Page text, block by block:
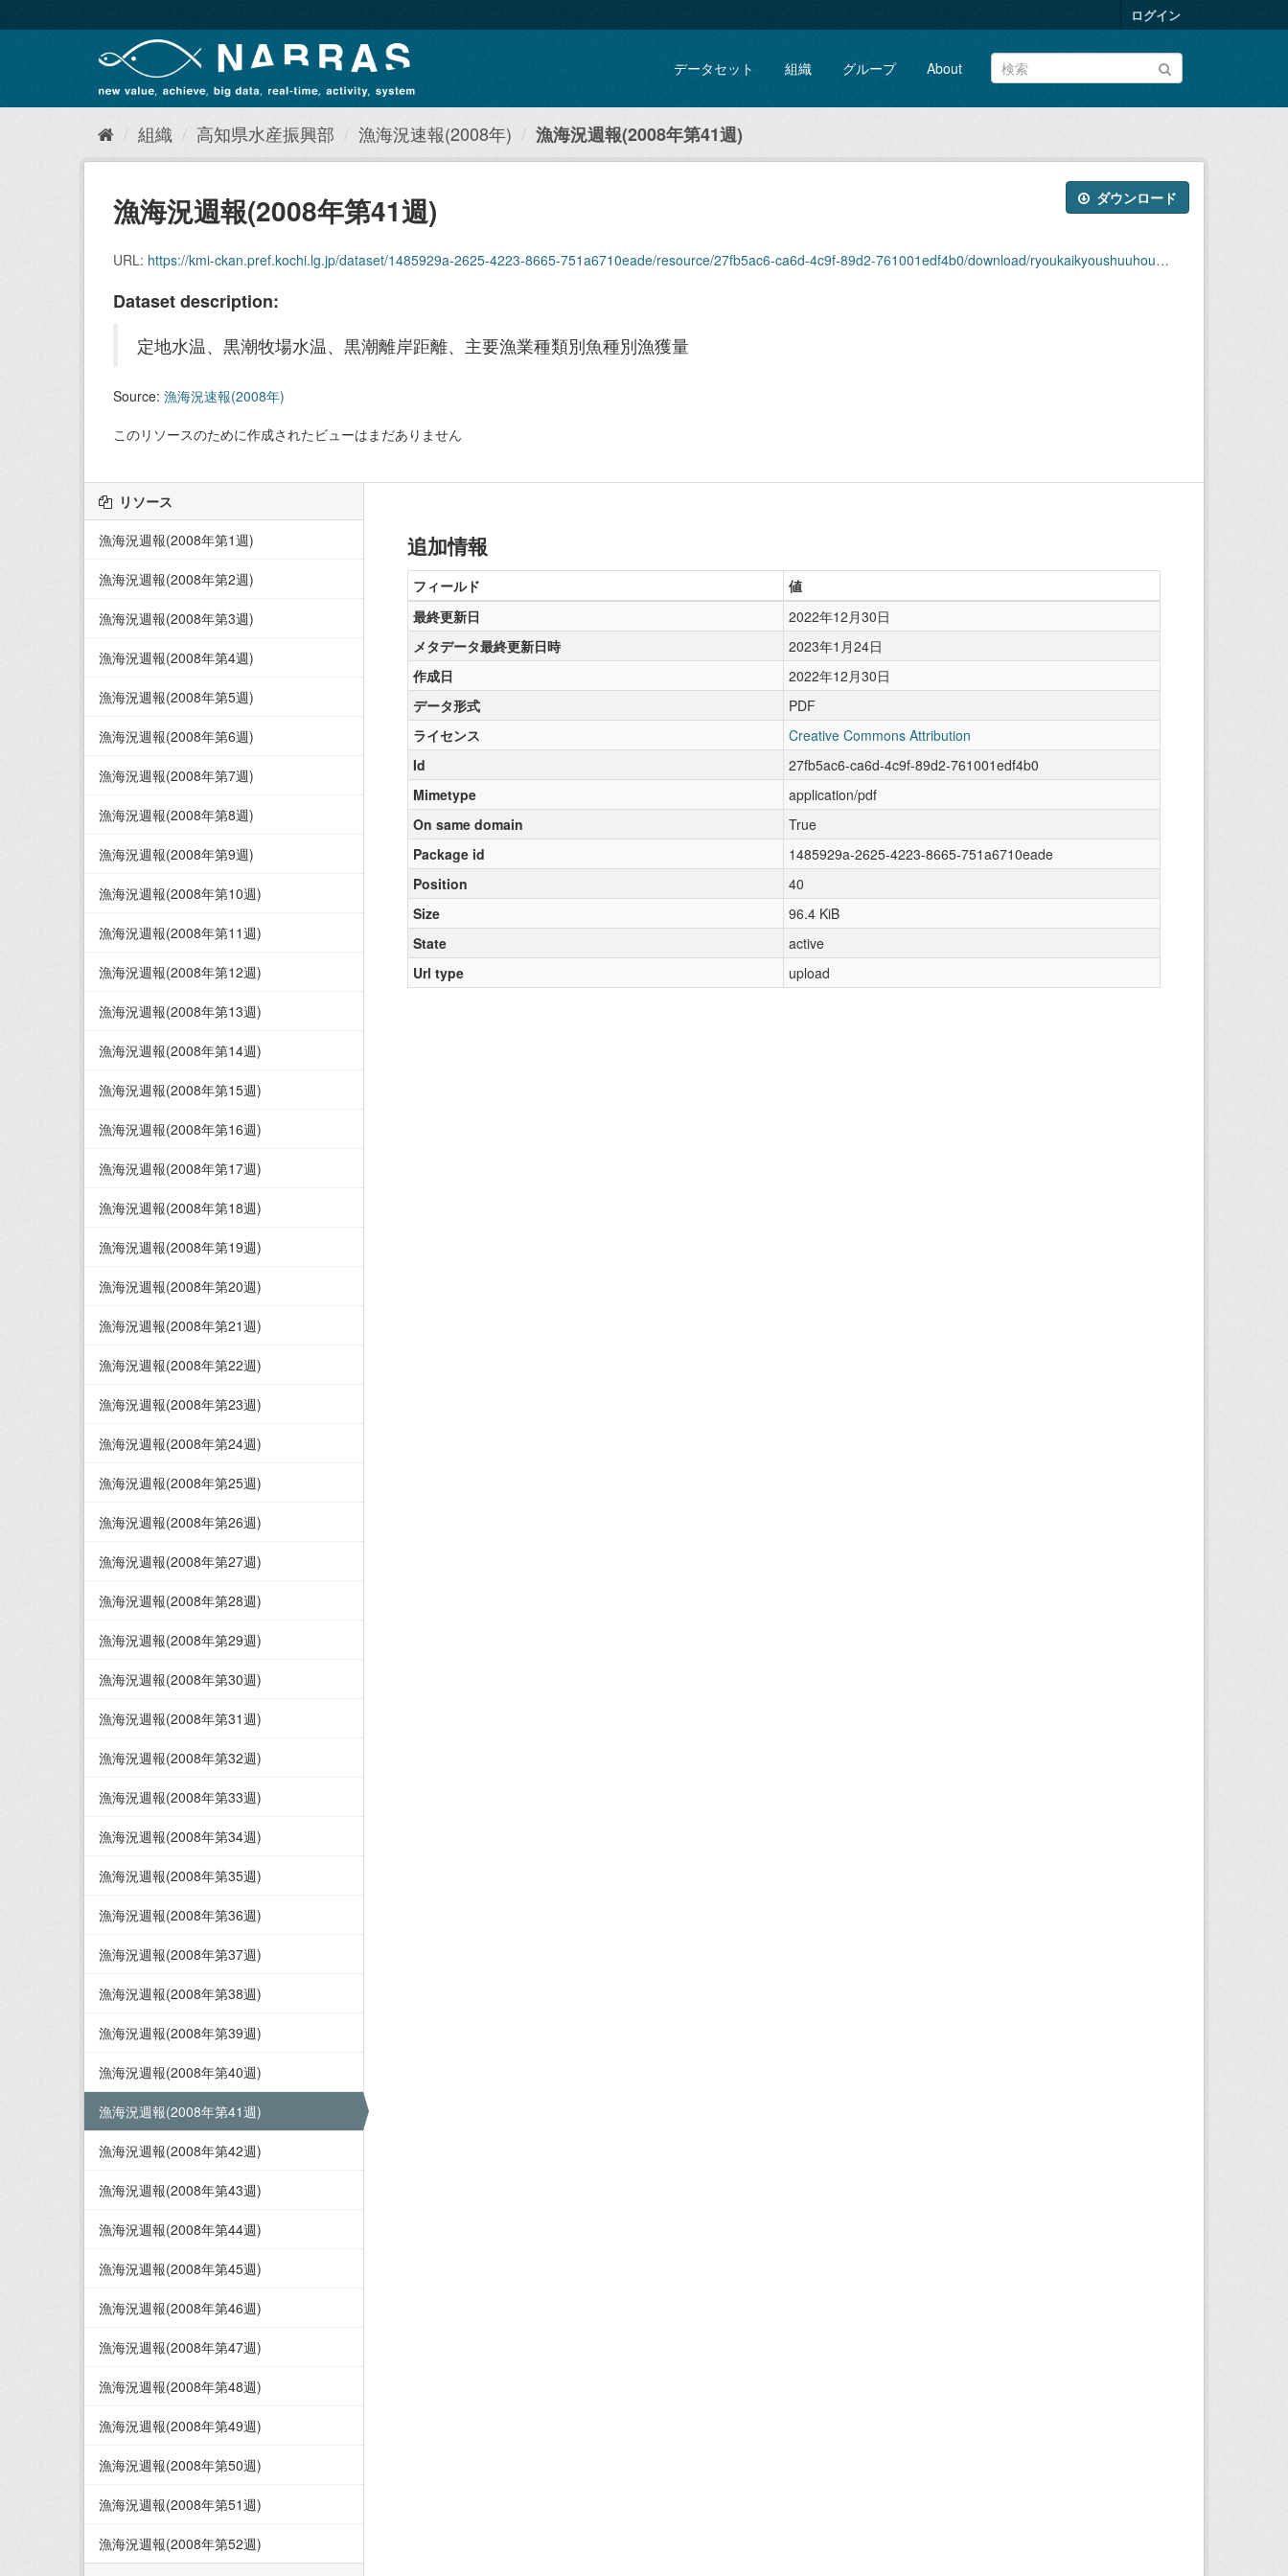
キ
て
ログイン
データセット 組織 グループ About
組織 高知県水産振興部 漁海況速報(2008年) 漁海況週報(2008年第41週)
ダウンロード
漁海況週報(2008年第41週)
URL: https://kmi-ckan.pref.kochi.lg.jp/dataset/1485929a-2625-4223-8665-751a6710eade/resource/27fb5ac6-ca6d-4c9f-89d2-761001edf4b0/download/ryoukaikyoushuuhou2008nendai41shuu.pdf
Dataset description:
定地水温、黒潮牧場水温、黒潮離岸距離、主要漁業種類別魚種別漁獲量
Source: 漁海況速報(2008年)
このリソースのために作成されたビューはまだありません
リソース
漁海況週報(2008年第1週)
漁海況週報(2008年第2週)
漁海況週報(2008年第3週)
漁海況週報(2008年第4週)
漁海況週報(2008年第5週)
漁海況週報(2008年第6週)
漁海況週報(2008年第7週)
漁海況週報(2008年第8週)
漁海況週報(2008年第9週)
漁海況週報(2008年第10週)
漁海況週報(2008年第11週)
漁海況週報(2008年第12週)
漁海況週報(2008年第13週)
漁海況週報(2008年第14週)
漁海況週報(2008年第15週)
漁海況週報(2008年第16週)
漁海況週報(2008年第17週)
漁海況週報(2008年第18週)
漁海況週報(2008年第19週)
漁海況週報(2008年第20週)
漁海況週報(2008年第21週)
漁海況週報(2008年第22週)
漁海況週報(2008年第23週)
漁海況週報(2008年第24週)
漁海況週報(2008年第25週)
漁海況週報(2008年第26週)
漁海況週報(2008年第27週)
漁海況週報(2008年第28週)
漁海況週報(2008年第29週)
漁海況週報(2008年第30週)
漁海況週報(2008年第31週)
漁海況週報(2008年第32週)
漁海況週報(2008年第33週)
漁海況週報(2008年第34週)
漁海況週報(2008年第35週)
漁海況週報(2008年第36週)
漁海況週報(2008年第37週)
漁海況週報(2008年第38週)
漁海況週報(2008年第39週)
漁海況週報(2008年第40週)
漁海況週報(2008年第41週)
漁海況週報(2008年第42週)
漁海況週報(2008年第43週)
漁海況週報(2008年第44週)
漁海況週報(2008年第45週)
漁海況週報(2008年第46週)
漁海況週報(2008年第47週)
漁海況週報(2008年第48週)
漁海況週報(2008年第49週)
漁海況週報(2008年第50週)
漁海況週報(2008年第51週)
漁海況週報(2008年第52週)
追加情報
フィールド
値
最終更新日
2022年12月30日
メタデータ最終更新日時
2023年1月24日
作成日
2022年12月30日
データ形式
PDF
ライセンス
Creative Commons Attribution
Id
27fb5ac6-ca6d-4c9f-89d2-761001edf4b0
Mimetype
application/pdf
On same domain
True
Package id
1485929a-2625-4223-8665-751a6710eade
Position
40
Size
96.4 KiB
State
active
Url type
upload